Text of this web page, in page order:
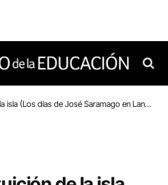
(Los días de José Saramago en Lanzarote)